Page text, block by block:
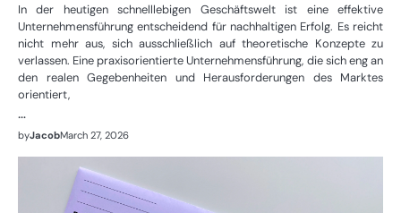
In der heutigen schnelllebigen Geschäftswelt ist eine effektive
Unternehmensführung entscheidend für nachhaltigen Erfolg. Es reicht
nicht mehr aus, sich ausschließlich auf theoretische Konzepte zu
verlassen. Eine praxisorientierte Unternehmensführung, die sich eng an
den realen Gegebenheiten und Herausforderungen des Marktes
orientiert,
…
byJacobMarch 27, 2026